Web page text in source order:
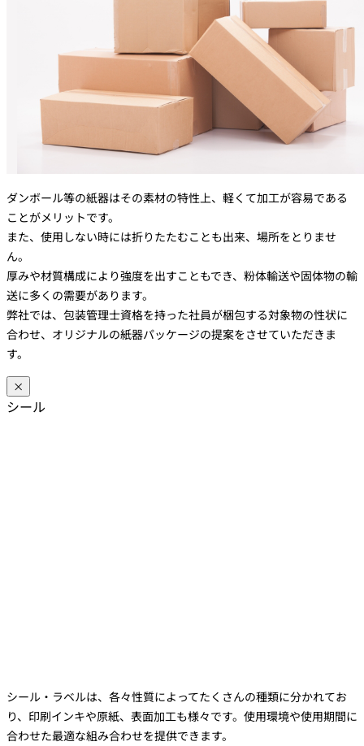
ダンボール等の紙器はその素材の特性上、軽くて加工が容易である
ことがメリットです。
また、使用しない時には折りたたむことも出来、場所をとりませ
ん。
厚みや材質構成により強度を出すこともでき、粉体輸送や固体物の輸
送に多くの需要があります。
弊社では、包装管理士資格を持った社員が梱包する対象物の性状に
合わせ、オリジナルの紙器パッケージの提案をさせていただきま
す。
×
シール
シール・ラベルは、各々性質によってたくさんの種類に分かれてお
り、印刷インキや原紙、表面加工も様々です。使用環境や使用期間に
合わせた最適な組み合わせを提供できます。